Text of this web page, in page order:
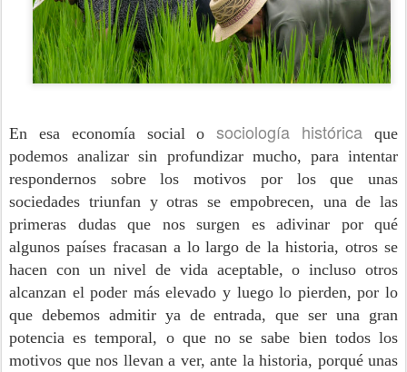
En esa economía social osociología histórica que
podemos analizar sin profundizar mucho, para intentar
respondernos sobre los motivos por los que unas
sociedades triunfan y otras se empobrecen, una de las
primeras dudas que nos surgen es adivinar por qué
algunos países fracasan a lo largo de la historia, otros se
hacen con un nivel de vida aceptable, o incluso otros
alcanzan el poder más elevado y luego lo pierden, por lo
que debemos admitir ya de entrada, que ser una gran
potencia es temporal, o que no se sabe bien todos los
motivos que nos llevan a ver, ante la historia, porqué unas